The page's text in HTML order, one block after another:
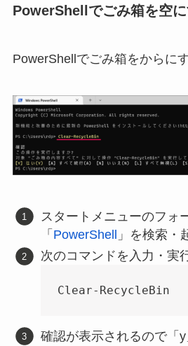
PowerShellでごみ箱を空に
PowerShellでごみ箱をからに
スタートメニューのフォ
「 PowerShell 」を検索・
次のコマンドを入力・実
Clear-RecycleBin
確認が表示されるので「